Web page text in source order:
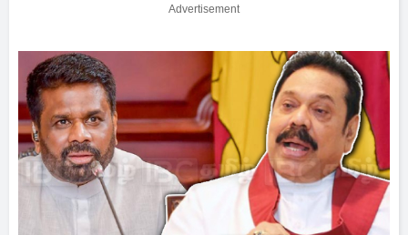
Advertisement